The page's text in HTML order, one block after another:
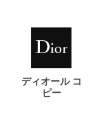
ディオール コ
ピー